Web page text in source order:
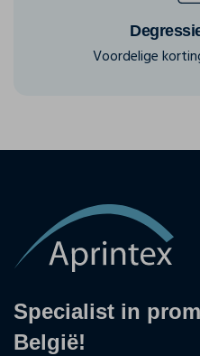
Voordelige
Specialist in
België!